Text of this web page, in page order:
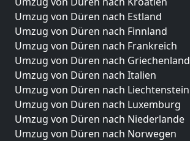
Umzug von Düren nach Estland
Umzug von Düren nach Finnland
Umzug von Düren nach Frankreich
Umzug von Düren nach Griechenland
Umzug von Düren nach Italien
Umzug von Düren nach Liechtenstein
Umzug von Düren nach Luxemburg
Umzug von Düren nach Niederlande
Umzug von Düren nach Norwegen